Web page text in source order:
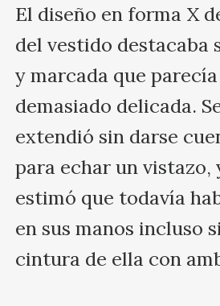
El diseño en forma X
del vestido destacaba
y marcada que
demasiado delicada.
extendió sin darse
para echar un vistazo,
estimó que todavía
en sus manos incluso
cintura de ella con